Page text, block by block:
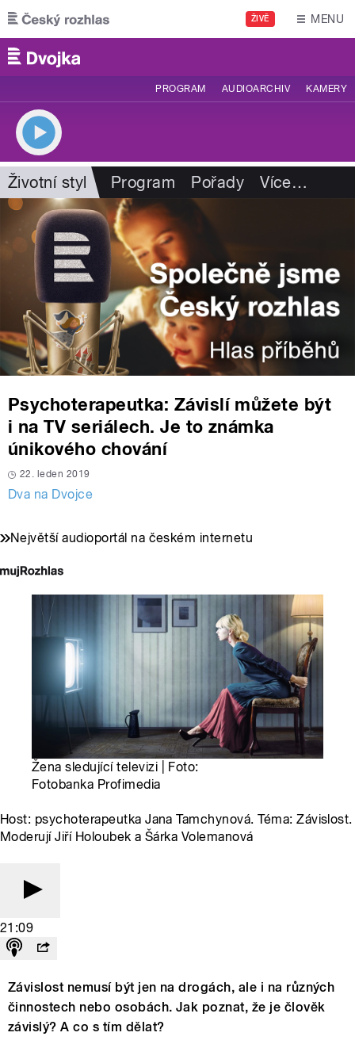
Přejít k hlavnímu obsahu
ŽIVĚ MENU
PROGRAM AUDIOARCHIV KAMERY
Životní styl Program Pořady Více…
Psychoterapeutka: Závislí můžete být
i na TV seriálech. Je to známka
únikového chování
22. leden 2019
Dva na Dvojce
Největší audioportál na českém internetu
Žena sledující televizi | Foto:
Fotobanka Profimedia
Host: psychoterapeutka Jana Tamchynová. Téma: Závislost.
Moderují Jiří Holoubek a Šárka Volemanová
21:09
Závislost nemusí být jen na drogách, ale i na různých
činnostech nebo osobách. Jak poznat, že je člověk
závislý? A co s tím dělat?